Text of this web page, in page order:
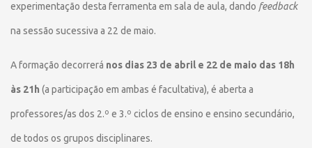
experimentação desta ferramenta em sala de aula, dando feedback
na sessão sucessiva a 22 de maio.
A formação decorrerá nos dias 23 de abril e 22 de maio das 18h
às 21h (a participação em ambas é facultativa), é aberta a
professores/as dos 2.º e 3.º ciclos de ensino e ensino secundário,
de todos os grupos disciplinares.